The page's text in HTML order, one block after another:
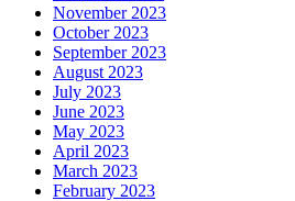
November 2023
October 2023
September 2023
August 2023
July 2023
June 2023
May 2023
April 2023
March 2023
February 2023